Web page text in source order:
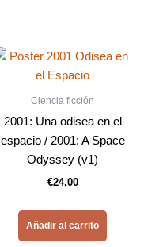
Ciencia ficción
2001: Una odisea en el
espacio / 2001: A Space
Odyssey (v1)
€24,00
Añadir al carrito